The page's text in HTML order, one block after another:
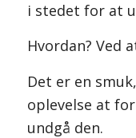
i stedet for at
Hvordan? Ved
Det er en
oplevelse at
undgå den.